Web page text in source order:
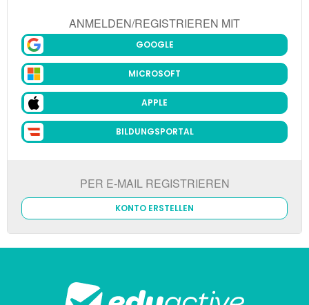
ANMELDEN/REGISTRIEREN MIT
GOOGLE
MICROSOFT
APPLE
BILDUNGSPORTAL
PER E-MAIL REGISTRIEREN
KONTO ERSTELLEN